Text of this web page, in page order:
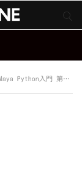
parentコマンドで、親子階層を作ろう！」